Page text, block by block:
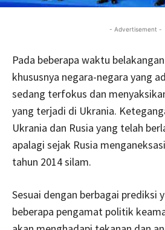
- Advertisement -
Pada beberapa waktu
khususnya negara-negara yang
sedang terfokus dan
yang terjadi di Ukrania.
Ukrania dan Rusia yang telah
apalagi sejak Rusia
tahun 2014 silam.
Sesuai dengan berbagai prediksi
beberapa pengamat politik